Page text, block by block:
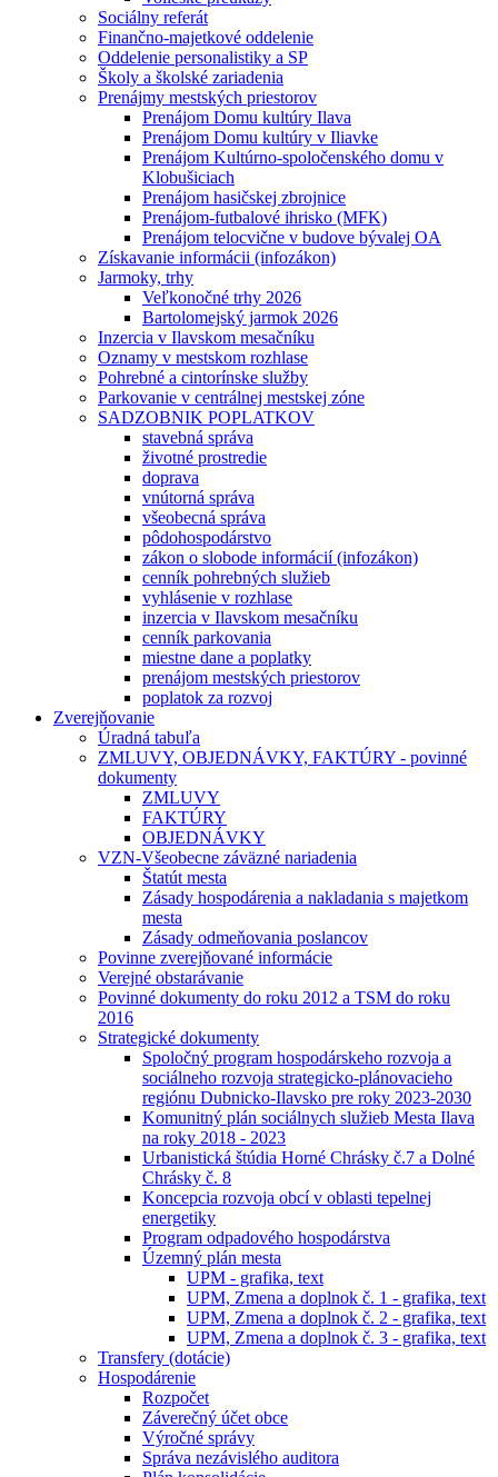
Sociálny referát
Finančno-majetkové oddelenie
Oddelenie personalistiky a SP
Školy a školské zariadenia
Prenájmy mestských priestorov
Prenájom Domu kultúry Ilava
Prenájom Domu kultúry v Iliavke
Prenájom Kultúrno-spoločenského domu v
Klobušiciach
Prenájom hasičskej zbrojnice
Prenájom-futbalové ihrisko (MFK)
Prenájom telocvične v budove bývalej OA
Získavanie informácii (infozákon)
Jarmoky, trhy
Veľkonočné trhy 2026
Bartolomejský jarmok 2026
Inzercia v Ilavskom mesačníku
Oznamy v mestskom rozhlase
Pohrebné a cintorínske služby
Parkovanie v centrálnej mestskej zóne
SADZOBNIK POPLATKOV
stavebná správa
životné prostredie
doprava
vnútorná správa
všeobecná správa
pôdohospodárstvo
zákon o slobode informácií (infozákon)
cenník pohrebných služieb
vyhlásenie v rozhlase
inzercia v Ilavskom mesačníku
cenník parkovania
miestne dane a poplatky
prenájom mestských priestorov
poplatok za rozvoj
Zverejňovanie
Úradná tabuľa
ZMLUVY, OBJEDNÁVKY, FAKTÚRY - povinné
dokumenty
ZMLUVY
FAKTÚRY
OBJEDNÁVKY
VZN-Všeobecne záväzné nariadenia
Štatút mesta
Zásady hospodárenia a nakladania s majetkom
mesta
Zásady odmeňovania poslancov
Povinne zverejňované informácie
Verejné obstarávanie
Povinné dokumenty do roku 2012 a TSM do roku
2016
Strategické dokumenty
Spoločný program hospodárskeho rozvoja a
sociálneho rozvoja strategicko-plánovacieho
regiónu Dubnicko-Ilavsko pre roky 2023-2030
Komunitný plán sociálnych služieb Mesta Ilava
na roky 2018 - 2023
Urbanistická štúdia Horné Chrásky č.7 a Dolné
Chrásky č. 8
Koncepcia rozvoja obcí v oblasti tepelnej
energetiky
Program odpadového hospodárstva
Územný plán mesta
UPM - grafika, text
UPM, Zmena a doplnok č. 1 - grafika, text
UPM, Zmena a doplnok č. 2 - grafika, text
UPM, Zmena a doplnok č. 3 - grafika, text
Transfery (dotácie)
Hospodárenie
Rozpočet
Záverečný účet obce
Výročné správy
Správa nezávislého auditora